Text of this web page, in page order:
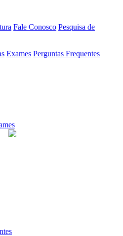
Fale Conosco Pesquisa de
Exames Perguntas Frequentes